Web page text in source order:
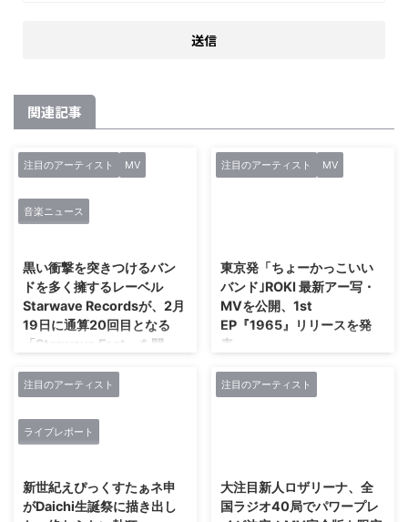
関連記事
注目のアーティスト MV
音楽ニュース
黒い衝撃を突きつけるバン
ドを多く擁するレーベル
Starwave Recordsが、2月
19日に通算20回目となる
「Starwave Fest」を開
今のヴィジュアルシーンへ黒い
するレーベル、それが
「Starwave Records」。同レー
SHINJUKUを舞台に「Starwave
Fest Vol.20 〜レーベル設立9周年
注目のアーティスト MV
東京発「ちょーかっこいい
バンド｣ROKI 最新アー写・
MVを公開、1st
EP『1965』リリースを発
表。
ーかっこいいバンド｣ROKIが 6曲
は、昨年ライヴ会場や各オンライ
ンショップで販売され爆発的なセ
注目のアーティスト
ライブレポート
新世紀えぴっくすたぁネ申
がDaichi生誕祭に描き出し
注目のアーティスト
大注目新人ロザリーナ、全
国ラジオ40局でパワープレ